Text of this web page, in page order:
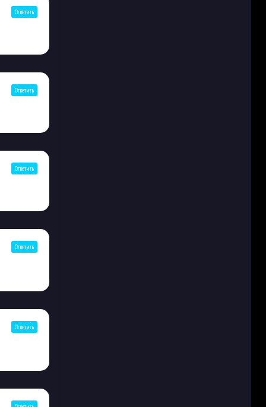
Ответить
Ответить
Ответить
Ответить
Ответить